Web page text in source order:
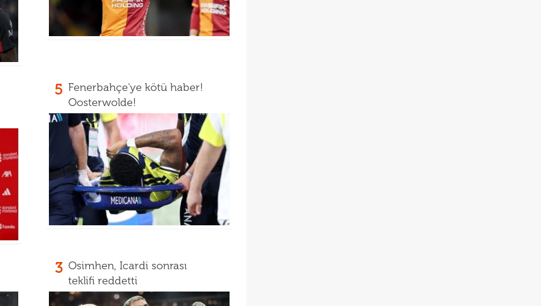
5 Fenerbahçe'ye kötü haber!
Oosterwolde!
3 Osimhen, Icardi sonrası
teklifi reddetti